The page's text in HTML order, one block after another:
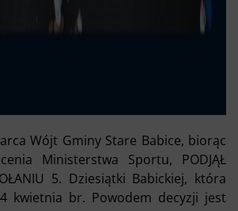
Wójt Gminy Stare Babice, biorąc
Ministerstwa Sportu, PODJĄŁ
5. Dziesiątki Babickiej, która
kwietnia br. Powodem decyzji jest